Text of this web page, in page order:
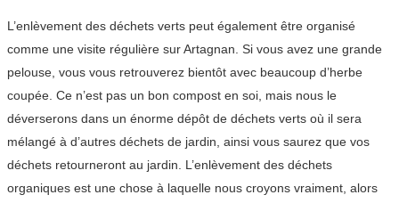
L’enlèvement des déchets verts peut également être organisé
comme une visite régulière sur Artagnan. Si vous avez une grande
pelouse, vous vous retrouverez bientôt avec beaucoup d’herbe
coupée. Ce n’est pas un bon compost en soi, mais nous le
déverserons dans un énorme dépôt de déchets verts où il sera
mélangé à d’autres déchets de jardin, ainsi vous saurez que vos
déchets retourneront au jardin. L’enlèvement des déchets
organiques est une chose à laquelle nous croyons vraiment, alors